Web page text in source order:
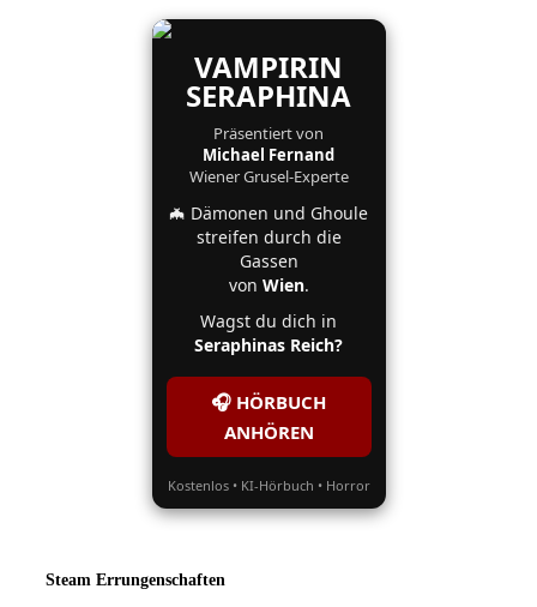
VAMPIRIN
SERAPHINA
Präsentiert von
Michael Fernand
Wiener Grusel-Experte
🦇 Dämonen und Ghoule
streifen durch die
Gassen
von Wien.
Wagst du dich in
Seraphinas Reich?
🎧 HÖRBUCH
ANHÖREN
Kostenlos • KI-Hörbuch • Horror
Steam Errungenschaften